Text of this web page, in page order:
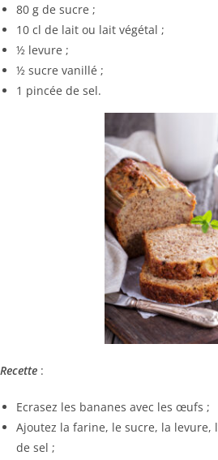
80 g de sucre ;
10 cl de lait ou lait végétal ;
½ levure ;
½ sucre vanillé ;
1 pincée de sel.
Recette :
Ecrasez les bananes avec les œufs ;
Ajoutez la farine, le sucre, la levure,
de sel ;